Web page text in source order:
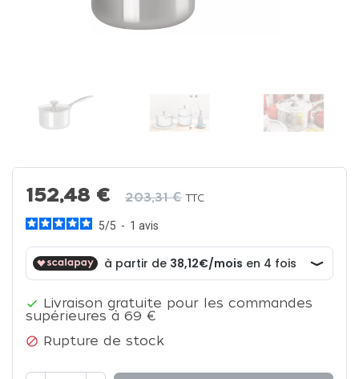
152,48 € 203,31 € TTC
5/5 - 1 avis
 Livraison gratuite pour les commandes
supérieures à 69 €
 Rupture de stock